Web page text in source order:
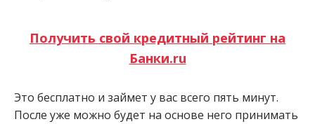
Получить свой кредитный рейтинг на
Банки.ru
Это бесплатно и займет у вас всего пять минут.
После уже можно будет на основе него принимать